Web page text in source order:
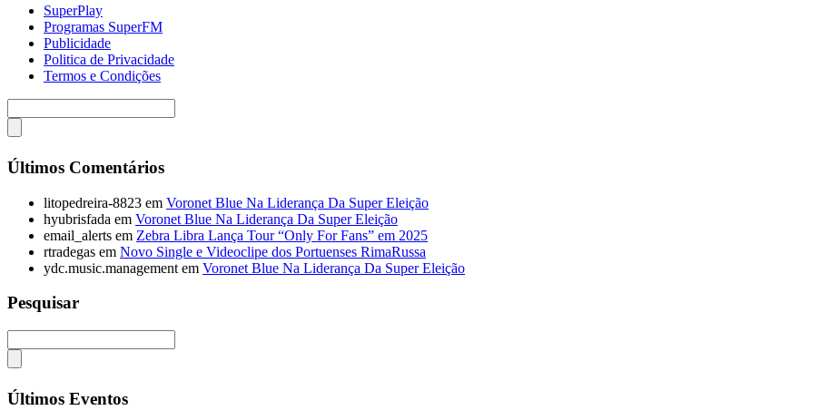
SuperPlay
Programas SuperFM
Publicidade
Politica de Privacidade
Termos e Condições
Últimos Comentários
litopedreira-8823 em Voronet Blue Na Liderança Da Super Eleição
hyubrisfada em Voronet Blue Na Liderança Da Super Eleição
email_alerts em Zebra Libra Lança Tour “Only For Fans” em 2025
rtradegas em Novo Single e Videoclipe dos Portuenses RimaRussa
ydc.music.management em Voronet Blue Na Liderança Da Super Eleição
Pesquisar
Últimos Eventos